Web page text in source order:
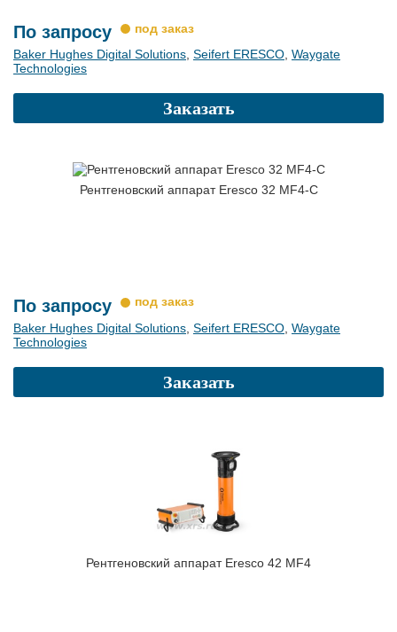
По запросу
Baker Hughes Digital Solutions, Seifert ERESCO, Waygate
Technologies
Заказать
Рентгеновский аппарат Eresco 32 MF4-C
По запросу
Baker Hughes Digital Solutions Seifert ERESCO Waygate
Technologies
Заказать
Рентгеновский аппарат Eresco 42 MF4